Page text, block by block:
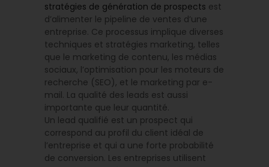
stratégies de génération de prospects est
d’alimenter le pipeline de ventes d’une
entreprise. Ce processus implique diverses
techniques et stratégies marketing, telles
que le marketing de contenu, les médias
sociaux, l’optimisation pour les moteurs de
recherche (SEO), et le marketing par e-
mail. La qualité des leads est aussi
importante que leur quantité.
Un lead qualifié est un prospect qui
correspond au profil du client idéal de
l’entreprise et qui a une forte probabilité
de conversion. Les entreprises utilisent